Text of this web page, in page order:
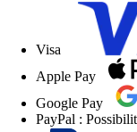
Visa
Apple Pay
Google Pay
PayPal :